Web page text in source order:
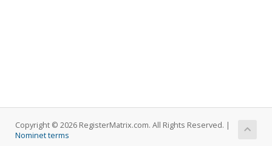
Copyright © 2026 RegisterMatrix.com. All Rights Reserved. |
Nominet terms